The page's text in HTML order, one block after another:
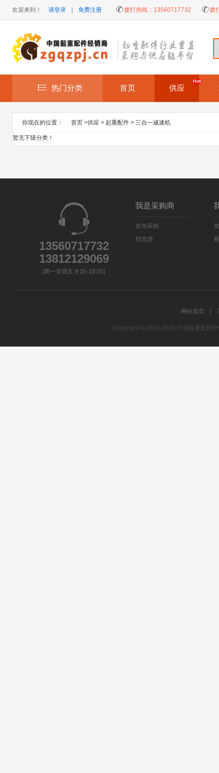
欢迎来到！ 请登录 免费注册 拨打热线： 13560717732 拨
热门分类 首页 供应
你现在的位置： 首页 >供应 > 起重配件 > 三合一减速机
暂无下级分类！
13560717732
13812129069
[周一至周五 9:00-18:00]
我是采购商
发布采购
找货源
网站首页
Copyright © 2019-2029 中国起重配件